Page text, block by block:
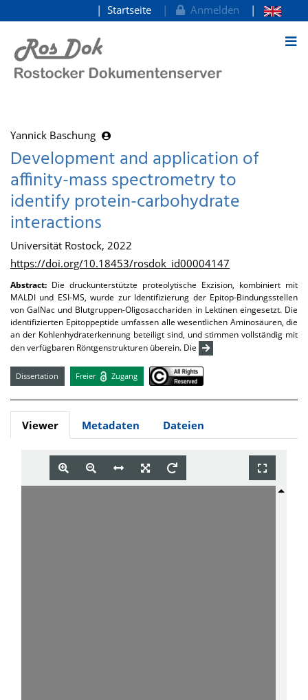
zum Inhalt
Startseite Anmelden
Yannick Baschung
Development and application of
affinity-mass spectrometry to
identify protein-carbohydrate
interactions
Universität Rostock, 2022
https://doi.org/10.18453/rosdok_id00004147
Abstract: Die druckunterstützte proteolytische Exzision, kombiniert mit
MALDI und ESI-MS, wurde zur Identifizierung der Epitop-Bindungsstellen
von GalNac und Blutgruppen-Oligosacchariden in Lektinen eingesetzt. Die
identifizierten Epitoppeptide umfassen alle wesentlichen Aminosäuren, die
an der Kohlenhydraterkennung beteiligt sind, und stimmen vollständig mit
den verfügbaren Röntgenstrukturen überein. Die
Dissertation Freier Zugang
Viewer Metadaten Dateien